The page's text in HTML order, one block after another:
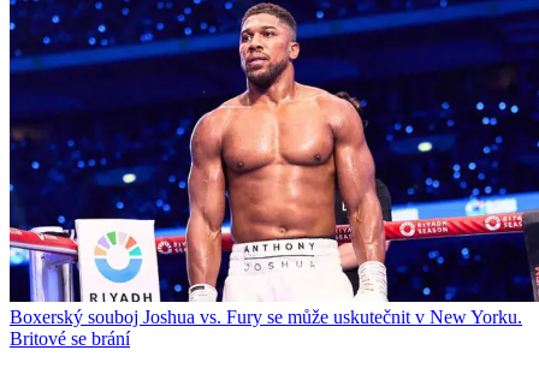
Boxerský souboj Joshua vs. Fury se může uskutečnit v New Yorku.
Britové se brání